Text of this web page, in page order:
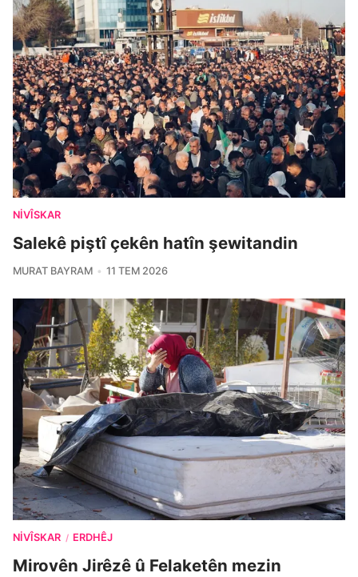
NIVÎSKAR
Salekê piştî çekên hatîn şewitandin
MURAT BAYRAM 11 TEM 2026
NIVÎSKAR / ERDHÊJ
Mirovên Jirêzê û Felaketên mezin